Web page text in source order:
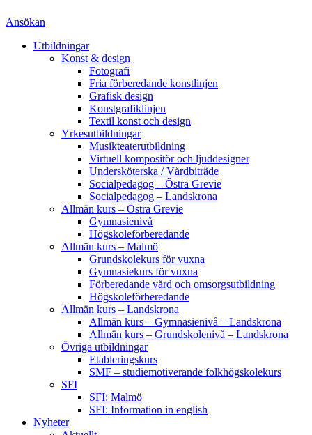
Ansökan
Utbildningar
Konst & design
Fotografi
Fria förberedande konstlinjen
Grafisk design
Konstgrafiklinjen
Textil konst och design
Yrkesutbildningar
Musikteaterutbildning
Virtuell kompositör och ljuddesigner
Undersköterska / Vårdbiträde
Socialpedagog – Östra Grevie
Socialpedagog – Landskrona
Allmän kurs – Östra Grevie
Gymnasienivå
Högskoleförberedande
Allmän kurs – Malmö
Grundskolekurs för vuxna
Gymnasiekurs för vuxna
Förberedande vård och omsorgsutbildning
Högskoleförberedande
Allmän kurs – Landskrona
Allmän kurs – Gymnasienivå – Landskrona
Allmän kurs – Grundskolenivå – Landskrona
Övriga utbildningar
Etableringskurs
SMF – studiemotiverande folkhögskolekurs
SFI
SFI: Malmö
SFI: Information in english
Nyheter